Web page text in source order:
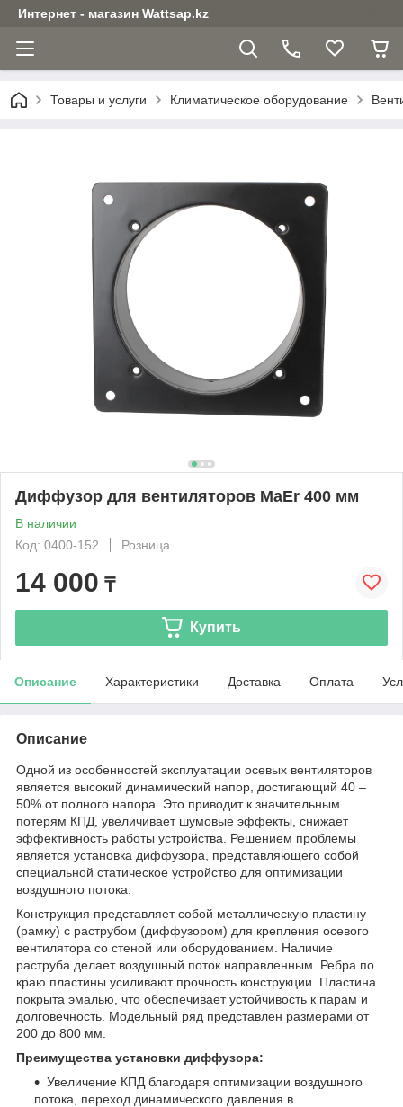
Интернет - магазин Wattsap.kz
Товары и услуги Климатическое оборудование
Диффузор для вентиляторов MaEr 400 мм
В наличии
Код: 0400-152
Розница
14 000 ₸
Купить
Описание Характеристики Доставка Оплата
Описание
Одной из особенностей эксплуатации осевых вентиляторов
является высокий динамический напор, достигающий 40 –
50% от полного напора. Это приводит к значительным
потерям КПД, увеличивает шумовые эффекты, снижает
эффективность работы устройства. Решением проблемы
является установка диффузора, представляющего собой
специальной статическое устройство для оптимизации
воздушного потока.
Конструкция представляет собой металлическую пластину
(рамку) с раструбом (диффузором) для крепления осевого
вентилятора со стеной или оборудованием. Наличие
раструба делает воздушный поток направленным. Ребра по
краю пластины усиливают прочность конструкции. Пластина
покрыта эмалью, что обеспечивает устойчивость к парам и
долговечность. Модельный ряд представлен размерами от
200 до 800 мм.
Преимущества установки диффузора:
Увеличение КПД благодаря оптимизации воздушного
потока, переход динамического давления в